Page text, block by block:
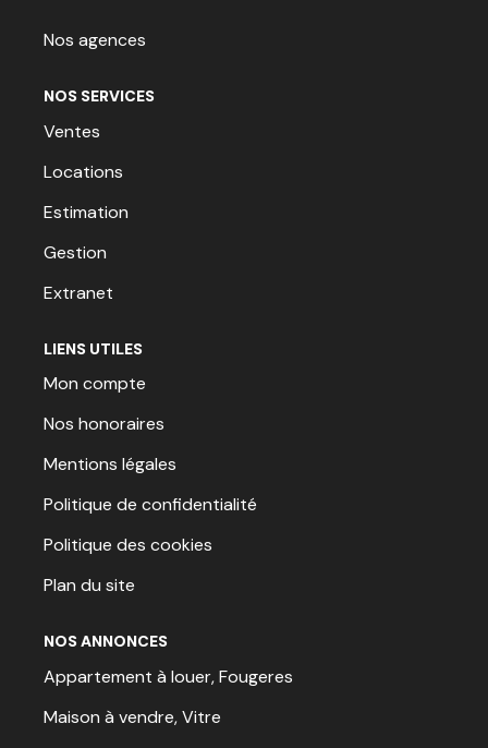
Nos agences
NOS SERVICES
Ventes
Locations
Estimation
Gestion
Extranet
LIENS UTILES
Mon compte
Nos honoraires
Mentions légales
Politique de confidentialité
Politique des cookies
Plan du site
NOS ANNONCES
Appartement à louer, Fougeres
Maison à vendre, Vitre